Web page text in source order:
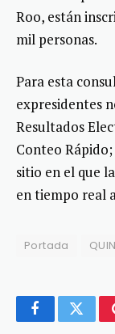
Roo, están
mil personas.
Para esta
expresidentes
Resultados
Conteo
sitio en el que
en tiempo real
Portada
Facebook